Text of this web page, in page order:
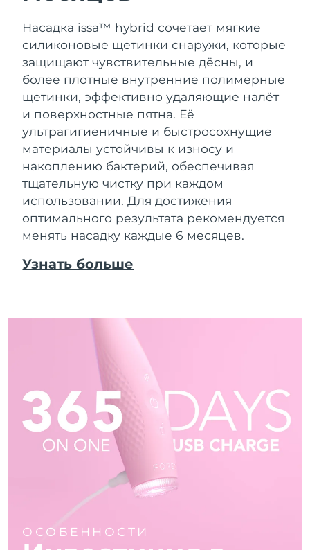
Насадка issa™ hybrid сочетает мягкие
силиконовые щетинки снаружи, которые
защищают чувствительные дёсны, и
более плотные внутренние полимерные
щетинки, эффективно удаляющие налёт
и поверхностные пятна. Её
ультрагигиеничные и быстросохнущие
материалы устойчивы к износу и
накоплению бактерий, обеспечивая
тщательную чистку при каждом
использовании. Для достижения
оптимального результата рекомендуется
менять насадку каждые 6 месяцев.
Узнать больше
ОСОБЕННОСТИ